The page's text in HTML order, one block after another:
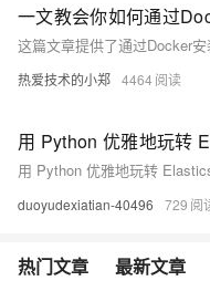
热爱技术的小郑 4464
用 Python 优雅地玩转
duoyudexiatian-40496 729
热门文章 最新文章